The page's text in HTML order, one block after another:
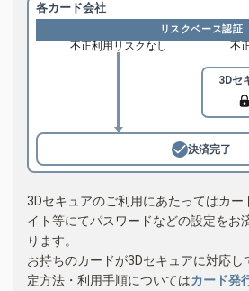
各カード会社
リスクベース認証
不正利用リスクなし 不
3Dセ
決済完了
3Dセキュアのご利用にあたってはカ
イト等にてパスワードなどの設定をお
ります。
お持ちのカードが3Dセキュアに対応し
定方法・利用手順についてはカード発